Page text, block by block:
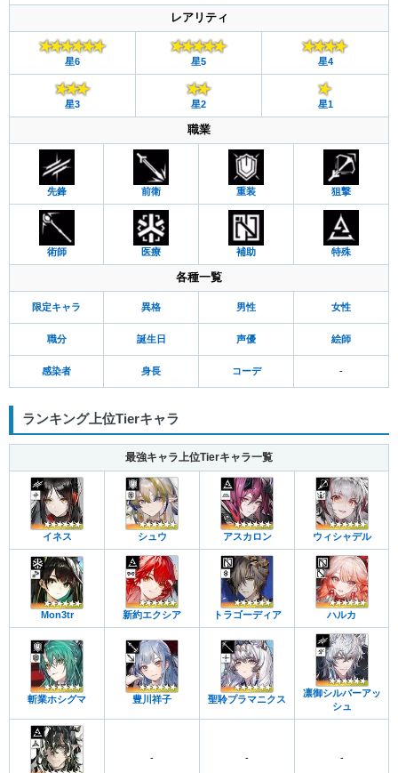
レアリティ
星6 星5 星4
星3 星2 星1
職業
先鋒 前衛 重装 狙撃
術師 医療 補助 特殊
各種一覧
限定キャラ 異格 男性 女性
職分 誕生日 声優 絵師
感染者 身長 コーデ -
ランキング上位Tierキャラ
最強キャラ上位Tierキャラ一覧
イネス シュウ アスカロン ウィシャデル
Mon3tr 新約エクシア トラゴーディア ハルカ
斬業ホシグマ 豊川祥子 聖聆プラマニクス
凛御シルバーアッ
シュ
- - -